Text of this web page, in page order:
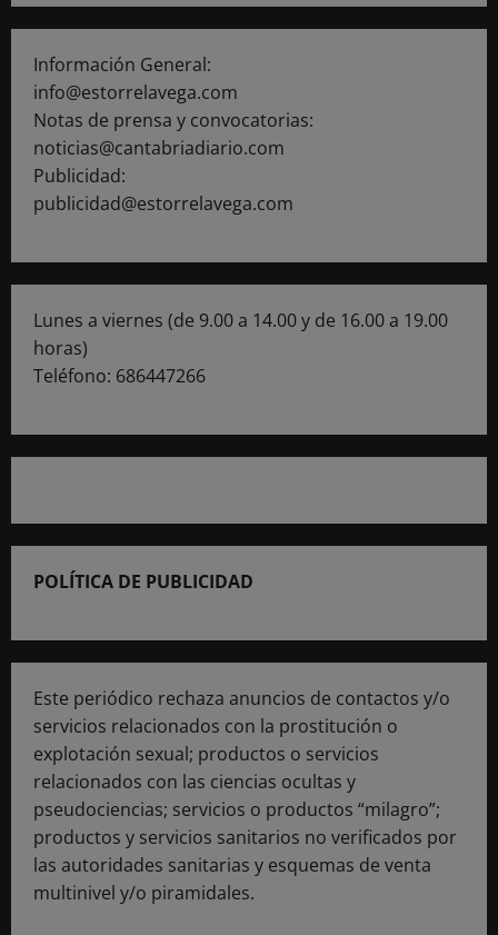
Información General:
info@estorrelavega.com
Notas de prensa y convocatorias:
noticias@cantabriadiario.com
Publicidad:
publicidad@estorrelavega.com
Lunes a viernes (de 9.00 a 14.00 y de 16.00 a 19.00
horas)
Teléfono: 686447266
POLÍTICA DE PUBLICIDAD
Este periódico rechaza anuncios de contactos y/o
servicios relacionados con la prostitución o
explotación sexual; productos o servicios
relacionados con las ciencias ocultas y
pseudociencias; servicios o productos “milagro”;
productos y servicios sanitarios no verificados por
las autoridades sanitarias y esquemas de venta
multinivel y/o piramidales.